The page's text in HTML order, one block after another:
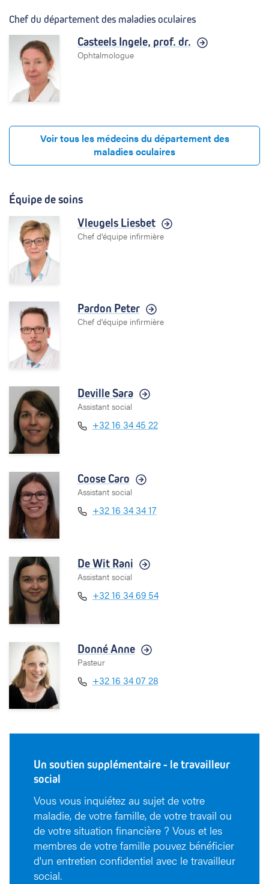
Chef du département des maladies oculaires
Casteels Ingele, prof. dr.
Ophtalmologue
Voir tous les médecins du département des
maladies oculaires
Équipe de soins
Vleugels Liesbet
Chef d'équipe infirmière
Pardon Peter
Chef d'équipe infirmière
Deville Sara
Assistant social
+32 16 34 45 22
Coose Caro
Assistant social
+32 16 34 34 17
De Wit Rani
Assistant social
+32 16 34 69 54
Donné Anne
Pasteur
+32 16 34 07 28
Un soutien supplémentaire - le travailleur
social
Vous vous inquiétez au sujet de votre
maladie, de votre famille, de votre travail ou
de votre situation financière ? Vous et les
membres de votre famille pouvez bénéficier
d'un entretien confidentiel avec le travailleur
social.